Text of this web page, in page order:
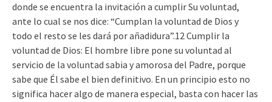
donde se encuentra la invitación a cumplir Su voluntad,
ante lo cual se nos dice: “Cumplan la voluntad de Dios y
todo el resto se les dará por añadidura”.12 Cumplir la
voluntad de Dios: El hombre libre pone su voluntad al
servicio de la voluntad sabia y amorosa del Padre, porque
sabe que Él sabe el bien definitivo. En un principio esto no
significa hacer algo de manera especial, basta con hacer las